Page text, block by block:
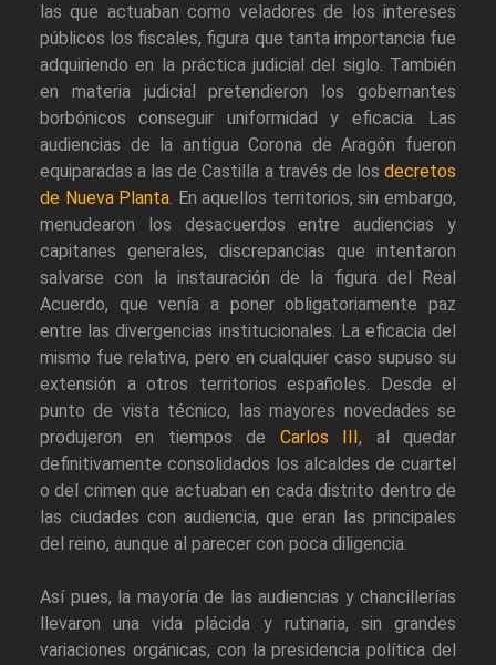
las que actuaban como veladores de los intereses
públicos los fiscales, figura que tanta importancia fue
adquiriendo en la práctica judicial del siglo. También
en materia judicial pretendieron los gobernantes
borbónicos conseguir uniformidad y eficacia. Las
audiencias de la antigua Corona de Aragón fueron
equiparadas a las de Castilla a través de los decretos
de Nueva Planta. En aquellos territorios, sin embargo,
menudearon los desacuerdos entre audiencias y
capitanes generales, discrepancias que intentaron
salvarse con la instauración de la figura del Real
Acuerdo, que venía a poner obligatoriamente paz
entre las divergencias institucionales. La eficacia del
mismo fue relativa, pero en cualquier caso supuso su
extensión a otros territorios españoles. Desde el
punto de vista técnico, las mayores novedades se
produjeron en tiempos de Carlos III, al quedar
definitivamente consolidados los alcaldes de cuartel
o del crimen que actuaban en cada distrito dentro de
las ciudades con audiencia, que eran las principales
del reino, aunque al parecer con poca diligencia.
Así pues, la mayoría de las audiencias y chancillerías
llevaron una vida plácida y rutinaria, sin grandes
variaciones orgánicas, con la presidencia política del